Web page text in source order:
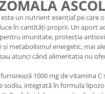
un nutrient esențial pe care
în cantități proprii. Un aport
imunitate, protecția
și metabolismul energetic, mai
atunci când alimentația nu
1000 mg de vitamina
sodiu, integrată în formula